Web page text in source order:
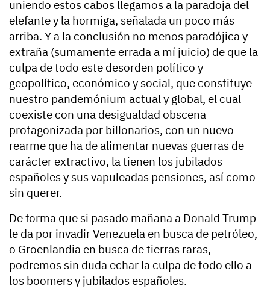
uniendo estos cabos llegamos a la paradoja del
elefante y la hormiga, señalada un poco más
arriba. Y a la conclusión no menos paradójica y
extraña (sumamente errada a mí juicio) de que la
culpa de todo este desorden político y
geopolítico, económico y social, que constituye
nuestro pandemónium actual y global, el cual
coexiste con una desigualdad obscena
protagonizada por billonarios, con un nuevo
rearme que ha de alimentar nuevas guerras de
carácter extractivo, la tienen los jubilados
españoles y sus vapuleadas pensiones, así como
sin querer.
De forma que si pasado mañana a Donald Trump
le da por invadir Venezuela en busca de petróleo,
o Groenlandia en busca de tierras raras,
podremos sin duda echar la culpa de todo ello a
los boomers y jubilados españoles.